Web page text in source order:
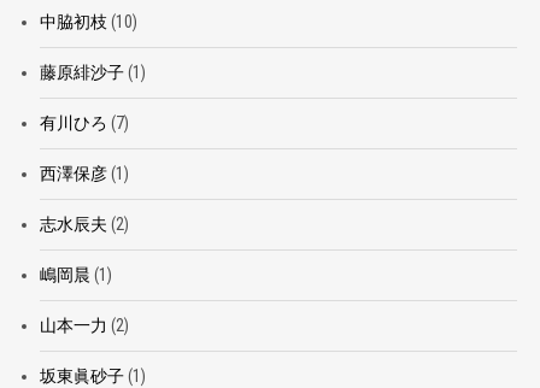
中脇初枝 (10)
藤原緋沙子(1)
有川ひろ (7)
西澤保彦(1)
志水辰夫 (2)
嶋岡晨 (1)
山本一力 (2)
坂東眞砂子(1)